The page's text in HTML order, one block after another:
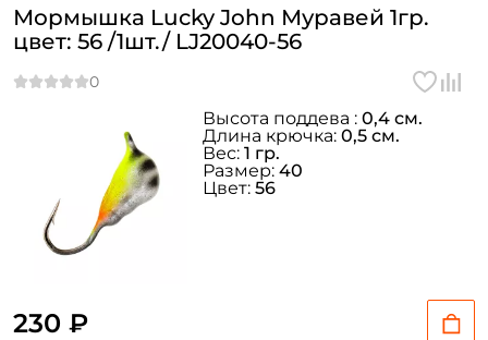
Мормышка Lucky John Муравей 1гр.
цвет: 56 /1шт./ LJ20040-56
230 ₽
Высота поддева : 0,4 см.
Длина крючка: 0,5 см.
Вес: 1 гр.
Размер: 40
Цвет: 56